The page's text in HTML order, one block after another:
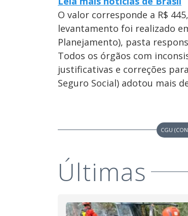
O valor corresponde a R$
levantamento foi realizado
Planejamento), pasta
Todos os órgãos com
justificativas e correções
Seguro Social) adotou mais
CGU
Últimas